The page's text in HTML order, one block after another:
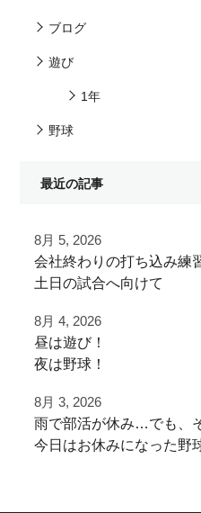
ブログ
遊び
1年
野球
最近の記事
8月 5, 2026
会社終わりの打ち込み⁡練
⁡土日の試合へ向けて⁡
⁡またお待ちしております！
⁡⁡#野球好きと繋がりたい
#野球好きな人と繋がり
⁡#フライボール革命 #レ
8月 4, 2026
昼は遊び！
夜は野球！
夜涼しくなってから
学生の打ち込み！
8月 3, 2026
雨で部活が休み…でも、
今日はお休みになった野
その向上心、全力で応援